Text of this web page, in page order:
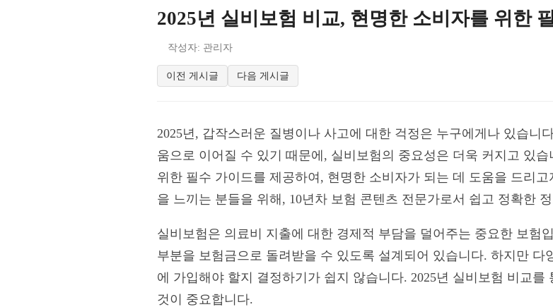
2025년 실비보험 비교, 현명한 소비자를 위한
작성자: 관리자
이전 게시글 다음 게시글
2025년, 갑작스러운 질병이나 사고에 대한 걱정은 누구에게나 있습니
움으로 이어질 수 있기 때문에, 실비보험의 중요성은 더욱 커지고 있
위한 필수 가이드를 제공하여, 현명한 소비자가 되는 데 도움을 드리
을 느끼는 분들을 위해, 10년차 보험 콘텐츠 전문가로서 쉽고 정확한
실비보험은 의료비 지출에 대한 경제적 부담을 덜어주는 중요한 보험
부분을 보험금으로 돌려받을 수 있도록 설계되어 있습니다. 하지만 다
에 가입해야 할지 결정하기가 쉽지 않습니다. 2025년 실비보험 비교
것이 중요합니다.